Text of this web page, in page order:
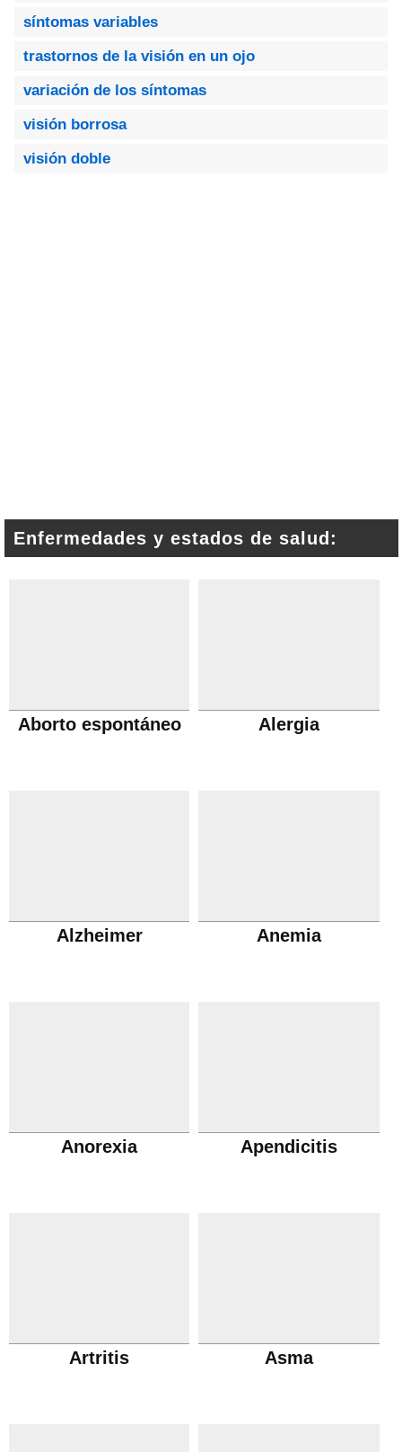
síntomas variables
trastornos de la visión en un ojo
variación de los síntomas
visión borrosa
visión doble
Enfermedades y estados de salud:
Aborto espontáneo Alergia
Alzheimer Anemia
Anorexia Apendicitis
Artritis Asma